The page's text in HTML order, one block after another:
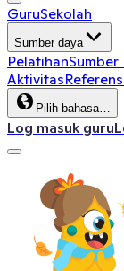
GuruSekolah
Sumber daya
PelatihanSumber
Aktivitas
Pilih bahasa…
Log masuk guru